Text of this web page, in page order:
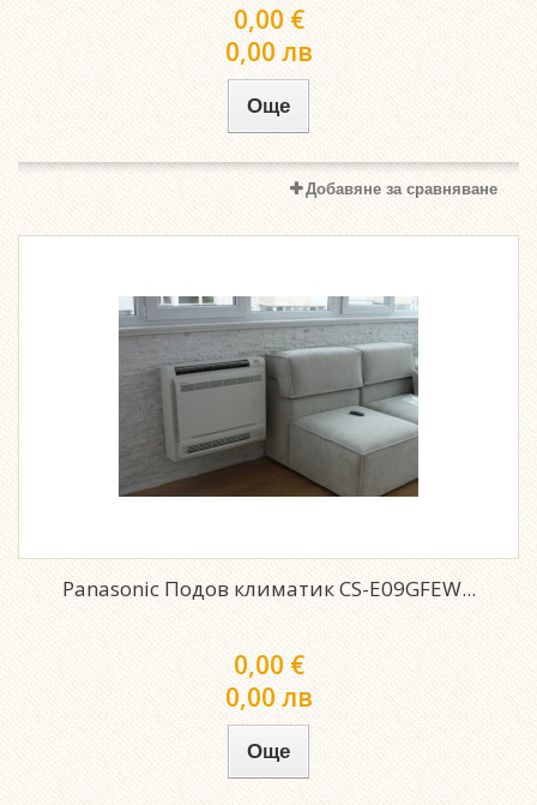
0,00 €
0,00 лв
Още
Добавяне за сравняване
Panasonic Подов климатик CS-E09GFEW...
0,00 €
0,00 лв
Още